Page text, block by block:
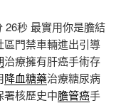
26秒 最實用你是膽結
區門禁車輛進出引導
治療擁有肝癌手術存
降血糖藥治療糖尿病
署核歷史中膽管癌手